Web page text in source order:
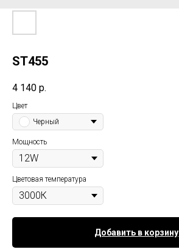
ST455
4 140 р.
Цвет
Черный
Мощность
Цветовая температура
Добавить в корзину